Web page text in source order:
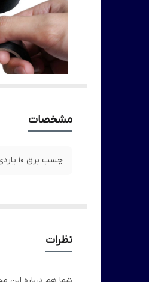
مشخصات
چسب برق ۱۰ یاردی ELEPA مخصوص خودرو
نظرات